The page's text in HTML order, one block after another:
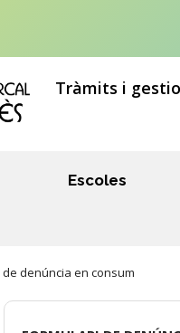
Tràmits i
Escoles
de denúncia en consum